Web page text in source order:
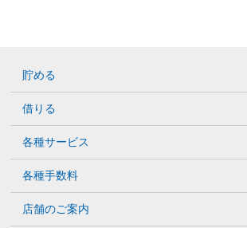
貯める
借りる
各種サービス
各種手数料
店舗のご案内